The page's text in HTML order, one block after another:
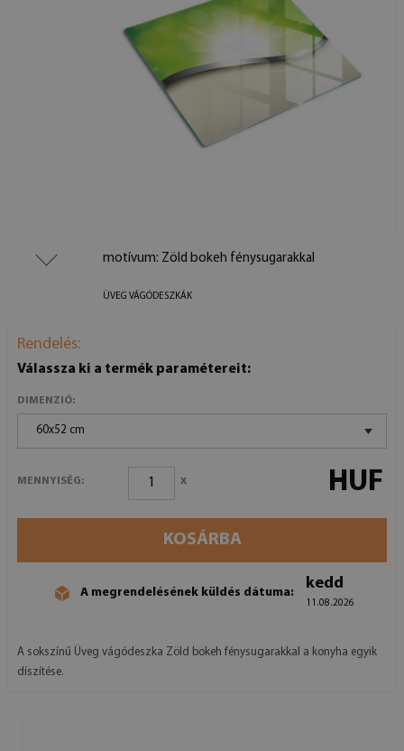
motívum: Zöld bokeh fénysugarakkal
ÜVEG VÁGÓDESZKÁK
Rendelés:
Válassza ki a termék paramétereit:
DIMENZIÓ:
60x52 cm
MENNYISÉG: x HUF
KOSÁRBA
A megrendelésének küldés dátuma:
kedd
11.08.2026
A sokszínű Üveg vágódeszka Zöld bokeh fénysugarakkal a konyha egyik
díszítése.